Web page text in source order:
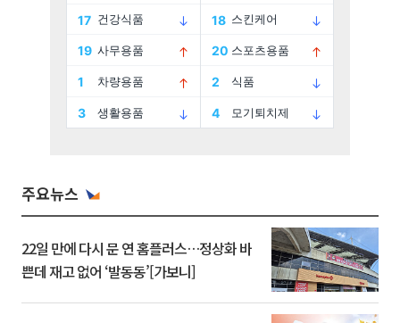
주요뉴스
22일 만에 다시 문 연 홈플러스…정상화 바
쁜데 재고 없어 ‘발동동’[가보니]